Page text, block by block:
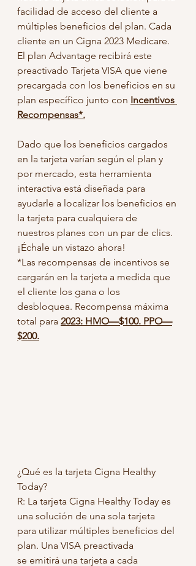
facilidad de acceso del cliente a
múltiples beneficios del plan. Cada
cliente en un Cigna 2023 Medicare.
El plan Advantage recibirá este
preactivado Tarjeta VISA que viene
precargada con los beneficios en su
plan específico junto con Incentivos
Recompensas*.
Dado que los beneficios cargados
en la tarjeta varían según el plan y
por mercado, esta herramienta
interactiva está diseñada para
ayudarle a localizar los beneficios en
la tarjeta para cualquiera de
nuestros planes con un par de clics.
¡Échale un vistazo ahora!
*Las recompensas de incentivos se
cargarán en la tarjeta a medida que
el cliente los gana o los
desbloquea. Recompensa máxima
total para 2023: HMO—$100. PPO—
$200.
¿Qué es la tarjeta Cigna Healthy
Today?
R: La tarjeta Cigna Healthy Today es
una solución de una sola tarjeta
para utilizar múltiples beneficios del
plan. Una VISA preactivada
se emitirá una tarjeta a cada